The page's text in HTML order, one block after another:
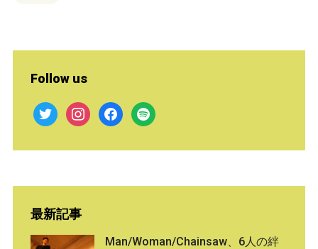
Follow us
twitter instagramfacebook
spotify
最新記事
Man/Woman/Chainsaw、6人の絆